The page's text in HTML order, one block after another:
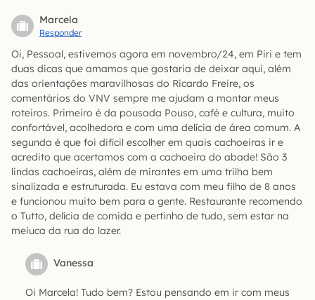
Marcela
Responder
Oi, Pessoal, estivemos agora em novembro/24, em Piri e tem
duas dicas que amamos que gostaria de deixar aqui, além
das orientações maravilhosas do Ricardo Freire, os
comentários do VNV sempre me ajudam a montar meus
roteiros. Primeiro é da pousada Pouso, café e cultura, muito
confortável, acolhedora e com uma delícia de área comum. A
segunda é que foi difícil escolher em quais cachoeiras ir e
acredito que acertamos com a cachoeira do abade! São 3
lindas cachoeiras, além de mirantes em uma trilha bem
sinalizada e estruturada. Eu estava com meu filho de 8 anos
e funcionou muito bem para a gente. Restaurante recomendo
o Tutto, delícia de comida e pertinho de tudo, sem estar na
meiuca da rua do lazer.
Vanessa
Oi Marcela! Tudo bem? Estou pensando em ir com meus